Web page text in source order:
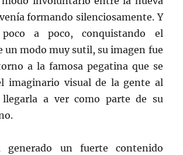
formando silenciosamente. Y
a poco, conquistando el
un modo muy sutil, su imagen fue
a la famosa pegatina que se
imaginario visual de la gente al
a ver como parte de su
generado un fuerte contenido